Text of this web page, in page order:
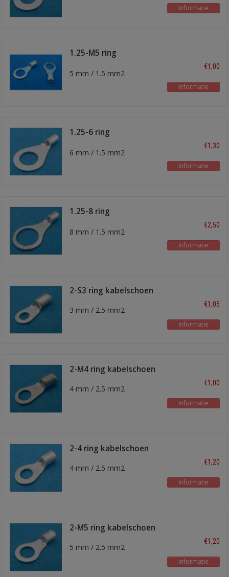
Informatie
1.25-M5 ring
5 mm / 1.5 mm2
€1,00
Informatie
1.25-6 ring
6 mm / 1.5 mm2
€1,30
Informatie
1.25-8 ring
kabelschoen
8 mm / 1.5 mm2
€2,50
Informatie
2-S3 ring kabelschoen
3 mm / 2.5 mm2
€1,05
Informatie
2-M4 ring kabelschoen
4 mm / 2.5 mm2
€1,00
Informatie
2-4 ring kabelschoen
4 mm / 2.5 mm2
€1,20
Informatie
2-M5 ring kabelschoen
5 mm / 2.5 mm2
€1,20
Informatie